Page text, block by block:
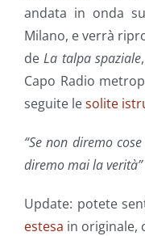
andata in onda
Milano, e verrà
deLa talpa spaziale
Capo Radio
seguite lesolite
“Se non diremo
diremo mai la verità”
Update: potete
estesa in originale,